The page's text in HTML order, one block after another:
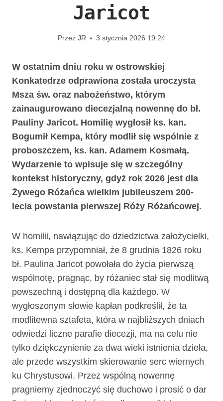
Jaricot
Przez JR 3 stycznia 2026 19:24
W ostatnim dniu roku w ostrowskiej
Konkatedrze odprawiona została uroczysta
Msza św. oraz nabożeństwo, którym
zainaugurowano diecezjalną nowennę do bł.
Pauliny Jaricot. Homilię wygłosił ks. kan.
Bogumił Kempa, który modlił się wspólnie z
proboszczem, ks. kan. Adamem Kosmałą.
Wydarzenie to wpisuje się w szczególny
kontekst historyczny, gdyż rok 2026 jest dla
Żywego Różańca wielkim jubileuszem 200-
lecia powstania pierwszej Róży Różańcowej.
W homilii, nawiązując do dziedzictwa założycielki,
ks. Kempa przypomniał, że 8 grudnia 1826 roku
bł. Paulina Jaricot powołała do życia pierwszą
wspólnotę, pragnąc, by różaniec stał się modlitwą
powszechną i dostępną dla każdego. W
wygłoszonym słowie kapłan podkreślił, że ta
modlitewna sztafeta, która w najbliższych dniach
odwiedzi liczne parafie diecezji, ma na celu nie
tylko dziękczynienie za dwa wieki istnienia dzieła,
ale przede wszystkim skierowanie serc wiernych
ku Chrystusowi. Przez wspólną nowennę
pragniemy zjednoczyć się duchowo i prosić o dar